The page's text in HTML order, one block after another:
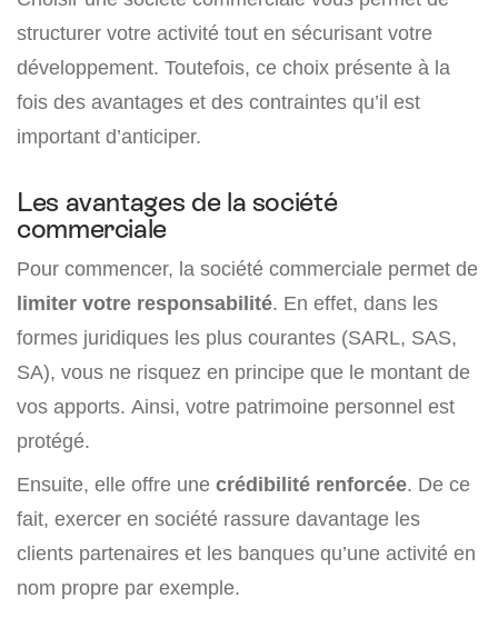
structurer votre activité tout en sécurisant votre
développement. Toutefois, ce choix présente à la
fois des avantages et des contraintes qu’il est
important d’anticiper.
Les avantages de la société
commerciale
Pour commencer, la société commerciale permet de
limiter votre responsabilité. En effet, dans les
formes juridiques les plus courantes (SARL, SAS,
SA), vous ne risquez en principe que le montant de
vos apports. Ainsi, votre patrimoine personnel est
protégé.
Ensuite, elle offre une crédibilité renforcée. De ce
fait, exercer en société rassure davantage les
clients partenaires et les banques qu’une activité en
nom propre par exemple.